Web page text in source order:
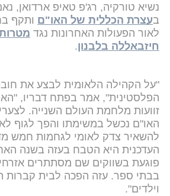
נשיא טורקיה, רג'פ טאיפ ארדואן,
בעצרת הכללית של האו"ם ותקף
לאור הפעולות האחרונות נגד
חיזבאללה בלבנון.
"על הקהילה הלאומית לבצע את
הפלסטינית", אמר בפתח דבריו,
זוועות מלחמת העולם השנייה.
האו"ם נכשל במשימתו והפך לגוף
להשאיר צדק לאומי לגחמות חמש
העדכנית היא הטבח בעזה בשנה
פוגעת בשווקים שם מסתתרים
בבתי ספר. עזה הפכה לבית קברות
וילדים".